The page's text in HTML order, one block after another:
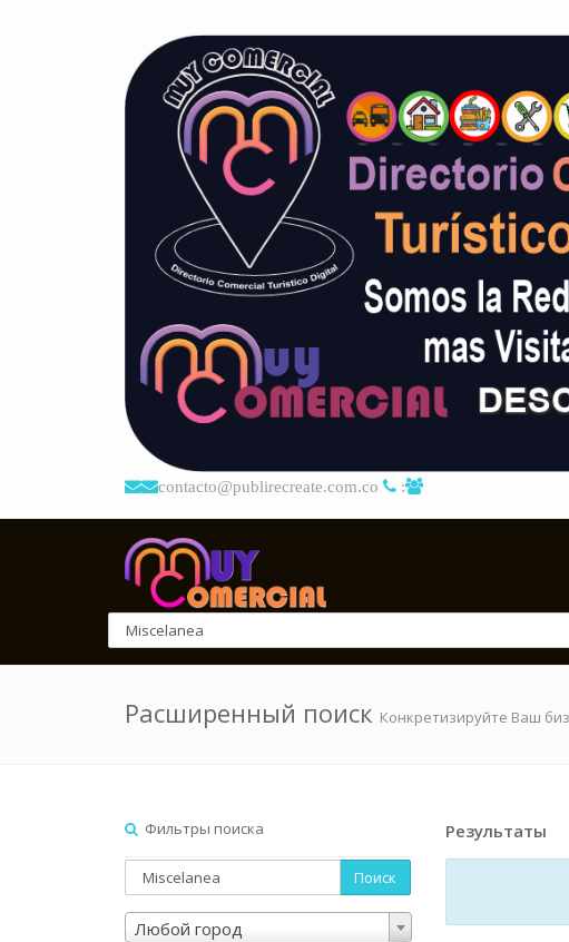
contacto@publirecreate.com.co :
Расширенный поиск Конкретизируйте Ваш
Фильтры поиска
Поиск
Любой город
Результаты